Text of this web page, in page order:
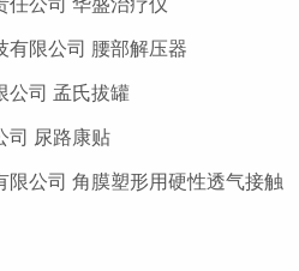
任公司 华盛治疗仪
有限公司 腰部解压器
公司 孟氏拔罐
司 尿路康贴
限公司 角膜塑形用硬性透气接触